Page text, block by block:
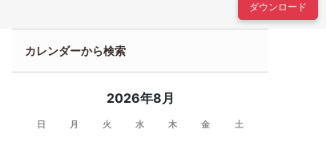
ダウンロード
カレンダーから検索
2026年8月
日 月 火 水 木 金 土